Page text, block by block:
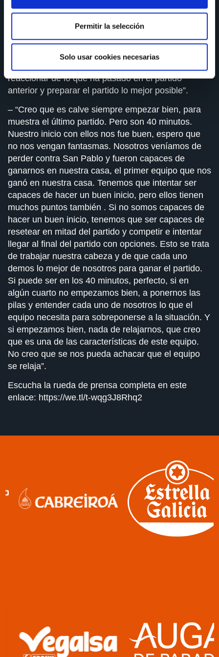
Permitir la selección
Solo usar cookies necesarias
jugó increíble, lo hizo muy bien y eso a lo mejor a
ellos también les abre un poco la puerta de pensar
que haciendo sus cosas bien nos van a hacer sufrir.
Nosotros tenemos que plantear los partidos como
reaccionar de lo que ha pasado en el partido
anterior y preparar el partido lo mejor posible”.
– “Creo que es calve siempre empezar bien, para
muestra el último partido. Pero son 40 minutos.
Nuestro inicio con ellos nos fue buen, espero que
no nos vengan fantasmas. Nosotros veníamos de
perder contra San Pablo y fueron capaces de
ganarnos en nuestra casa, el primer equipo que nos
ganó en nuestra casa. Tenemos que intentar ser
capaces de hacer un buen inicio, pero ellos tienen
muchos puntos también . Si no somos capaces de
hacer un buen inicio, tenemos que ser capaces de
resetear en mitad del partido y competir e intentar
llegar al final del partido con opciones. Esto se trata
de trabajar nuestra cabeza y de que cada uno
demos lo mejor de nosotros para ganar el partido.
Si puede ser en los 40 minutos, perfecto, si en
algún cuarto no empezamos bien, a ponernos las
pilas y entender cada uno de nosotros lo que el
equipo necesita para sobreponerse a la situación. Y
si empezamos bien, nada de relajarnos, que creo
que es una de las características de este equipo.
No creo que se nos pueda achacar que el equipo
se relaja”.
Escucha la rueda de prensa completa en este
enlace: https://we.tl/t-wqg3J8Rhq2